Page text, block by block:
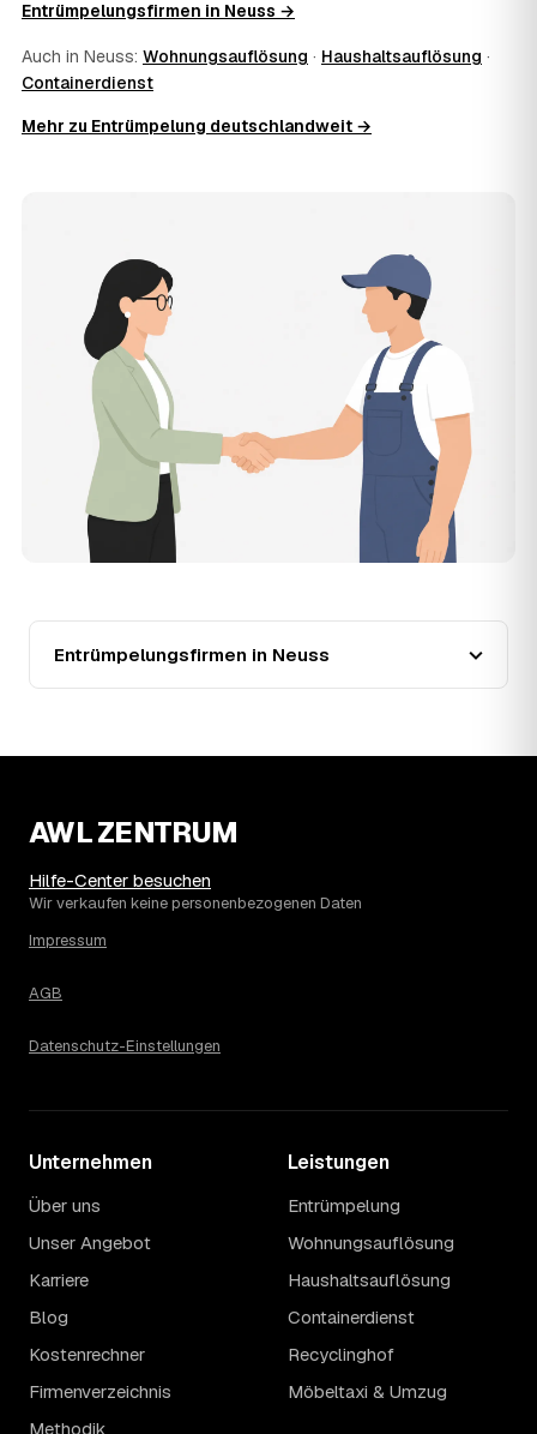
Zusatzkosten: Was vereinbart ist, gilt. Anrechenbare
11
Was kostet die Anfrage über AWL Zentrum?
Zentrum ist Vermittler: Sie schildern einmal, was raus
Für eine durchschnittliche Wohnung mit rund 65 m² liegen
die Kosten in Neuss bei etwa 1.840 €, das entspricht im
Schnitt rund 30,7 € je Quadratmeter. Zugänglichkeit
(Etage, Aufzug), Menge und Sperrmüllanteil verschieben
den Preis nach oben oder unten — den genauen
Festpreis nennt Ihnen der Entrümpler nach kurzer
Beschreibung.
Werden Entrümpelungen in Neuss in Zukunft
teurer?
Seit 2025 verlief die Preisentwicklung in Neuss stabil (±0
%), mit dem bisherigen Höchststand im Jahr 2025. Eine
Prognose lässt sich daraus nicht ableiten, aber die Daten
Preisniveau als Festpreis — unabhängig davon, wie sich
Warum schwankt der Preis zwischen 570 und
3.120 € in Neuss?
Auch anrechenbare Wertgegenstände oder ein hoher
Sondermüllanteil verschieben den Endpreis. Den genauen
Betrag für Ihren Fall erfahren Sie erst nach einer kurzen,
kostenlosen Einschätzung.
Entrümpelungsfirmen in Neuss →
Auch in Neuss: Wohnungsauflösung · Haushaltsauflösung ·
Containerdienst
Mehr zu Entrümpelung deutschlandweit →
Entrümpelungsfirmen in Neuss
AWL ZENTRUM
Hilfe-Center besuchen
Wir verkaufen keine personenbezogenen Daten
Impressum
AGB
Datenschutz-Einstellungen
Unternehmen
Über uns
Unser Angebot
Karriere
Blog
Kostenrechner
Firmenverzeichnis
Methodik
Leistungen
Entrümpelung
Wohnungsauflösung
Haushaltsauflösung
Containerdienst
Recyclinghof
Möbeltaxi & Umzug